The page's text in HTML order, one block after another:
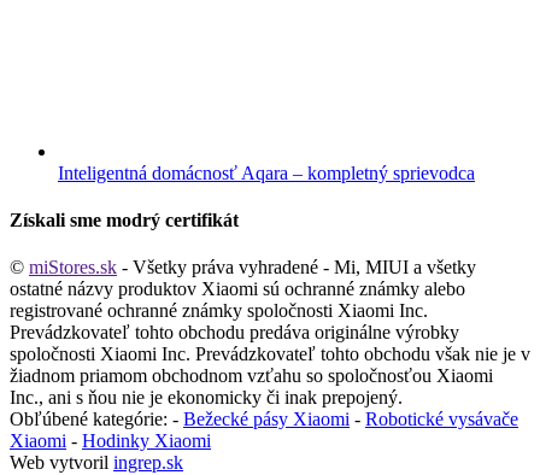
Inteligentná domácnosť Aqara – kompletný sprievodca
Získali sme modrý certifikát
© miStores.sk - Všetky práva vyhradené - Mi, MIUI a všetky
ostatné názvy produktov Xiaomi sú ochranné známky alebo
registrované ochranné známky spoločnosti Xiaomi Inc.
Prevádzkovateľ tohto obchodu predáva originálne výrobky
spoločnosti Xiaomi Inc. Prevádzkovateľ tohto obchodu však nie je v
žiadnom priamom obchodnom vzťahu so spoločnosťou Xiaomi
Inc., ani s ňou nie je ekonomicky či inak prepojený.
Obľúbené kategórie: - Bežecké pásy Xiaomi - Robotické vysávače
Xiaomi - Hodinky Xiaomi
Web vytvoril ingrep.sk